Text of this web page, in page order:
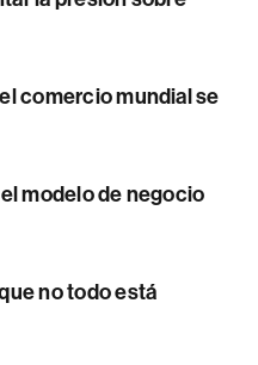
comercio mundial se
modelo de negocio
no todo está